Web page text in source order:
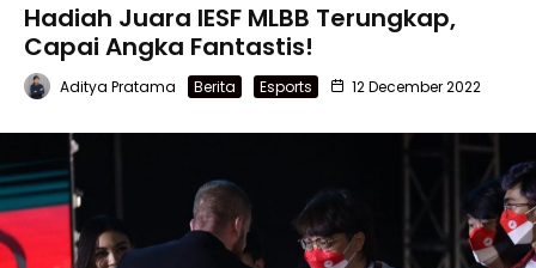
Hadiah Juara IESF MLBB Terungkap,
Capai Angka Fantastis!
Aditya Pratama Berita Esports 12 December 2022